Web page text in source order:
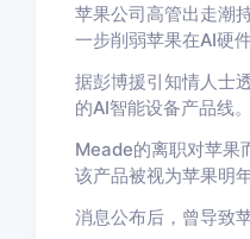
苹果公司高管出走潮
一步削弱苹果在AI硬
据彭博援引知情人士
的AI智能设备产品线。
Meade的离职对苹果
该产品被视为苹果明
消息公布后，曾导致